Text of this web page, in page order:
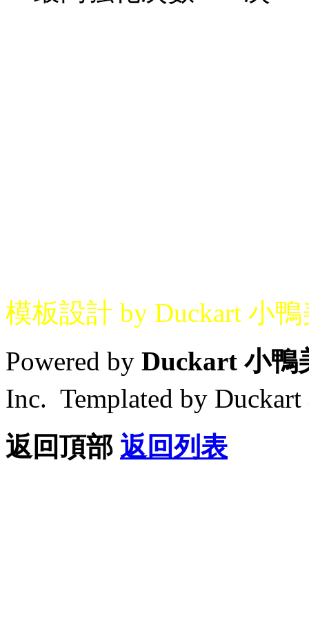
模板設計 by Duckart 小
Powered by Duckart 小鴨
Inc. Templated by
返回頂部 返回列表